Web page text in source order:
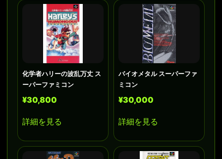
化学者ハリーの波乱万丈 ス
ーパーファミコン
¥30,800
詳細を見る
バイオメタル スーパーファ
ミコン
¥30,000
詳細を見る